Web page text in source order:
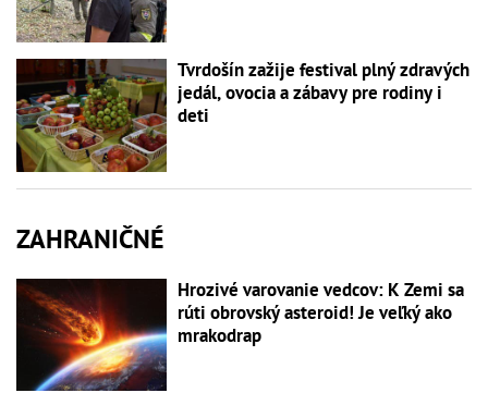
Tvrdošín zažije festival plný zdravých
jedál, ovocia a zábavy pre rodiny i
deti
ZAHRANIČNÉ
Hrozivé varovanie vedcov: K Zemi sa
rúti obrovský asteroid! Je veľký ako
mrakodrap